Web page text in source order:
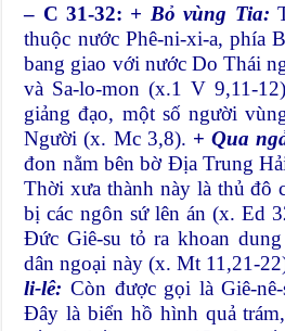
– C 31-32: + Bỏ vùng Tia:
thuộc nước Phê-ni-xi-a, phía
bang giao với nước Do Thái
và Sa-lo-mon (x.1 V 9,11-
giảng đạo, một số người
Người (x. Mc 3,8). + Qua
đon nằm bên bờ Địa Trung
Thời xưa thành này là thủ đô
bị các ngôn sứ lên án (x. Ed
Đức Giê-su tỏ ra khoan
dân ngoại này (x. Mt 11,21-
li-lê: Còn được gọi là Giê-
Đây là biển hồ hình quả